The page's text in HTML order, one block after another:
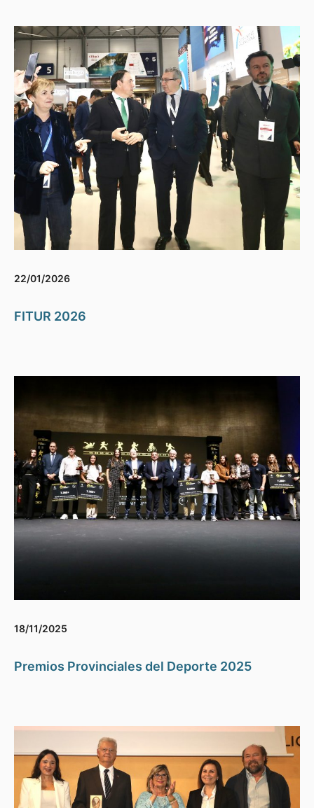
22/01/2026
FITUR 2026
18/11/2025
Premios Provinciales del Deporte 2025